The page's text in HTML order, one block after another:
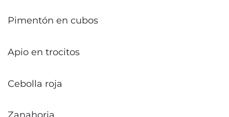
Pimentón en cubos
Apio en trocitos
Cebolla roja